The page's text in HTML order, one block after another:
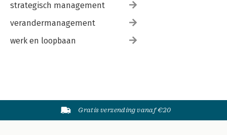
strategisch management
verandermanagement
werk en loopbaan
Gratis verzending vanaf €20